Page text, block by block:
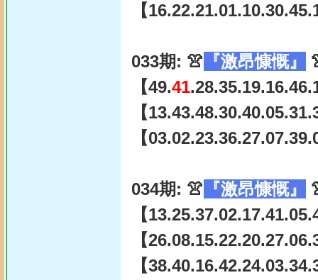
【
033期: 👚 『激昂慷慨』
【49.41
【
【
034期: 👚 『激昂慷慨』
【
【
【